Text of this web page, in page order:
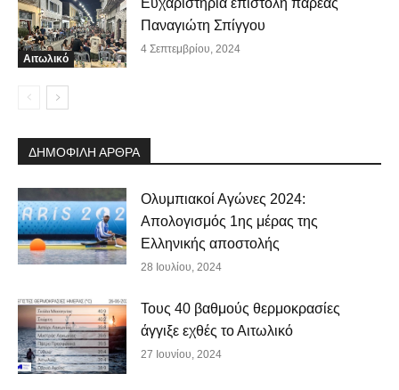
Αιτωλικό
Παναγιώτη Σπίγγου
4 Σεπτεμβρίου, 2024
ΔΗΜΟΦΙΛΗ ΑΡΘΡΑ
Ολυμπιακοί Αγώνες 2024:
Απολογισμός 1ης μέρας της
Ελληνικής αποστολής
28 Ιουλίου, 2024
Τους 40 βαθμούς θερμοκρασίες
άγγιξε εχθές το Αιτωλικό
27 Ιουνίου, 2024